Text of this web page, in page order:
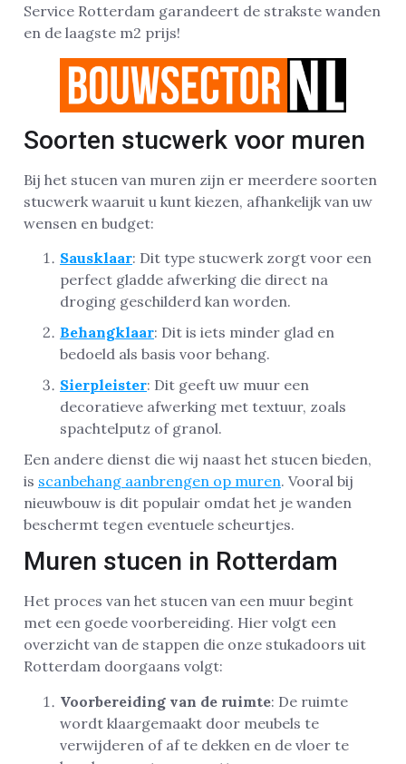
Service Rotterdam garandeert de strakste wanden
en de laagste m2 prijs!
Soorten stucwerk voor muren
Bij het stucen van muren zijn er meerdere soorten
stucwerk waaruit u kunt kiezen, afhankelijk van uw
wensen en budget:
Sausklaar: Dit type stucwerk zorgt voor een
perfect gladde afwerking die direct na
droging geschilderd kan worden.
Behangklaar: Dit is iets minder glad en
bedoeld als basis voor behang.
Sierpleister: Dit geeft uw muur een
decoratieve afwerking met textuur, zoals
spachtelputz of granol.
Een andere dienst die wij naast het stucen bieden,
is scanbehang aanbrengen op muren. Vooral bij
nieuwbouw is dit populair omdat het je wanden
beschermt tegen eventuele scheurtjes.
Muren stucen in Rotterdam
Het proces van het stucen van een muur begint
met een goede voorbereiding. Hier volgt een
overzicht van de stappen die onze stukadoors uit
Rotterdam doorgaans volgt:
Voorbereiding van de ruimte: De ruimte
wordt klaargemaakt door meubels te
verwijderen of af te dekken en de vloer te